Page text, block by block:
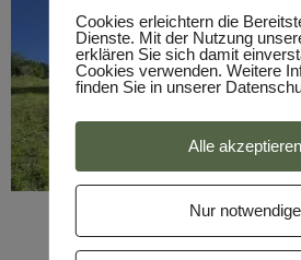
Cookies erleichtern die
Dienste. Mit der Nutzung
erklären Sie sich damit
Cookies verwenden. Weitere
finden Sie in unserer
Alle akzeptieren
Nur notwendige